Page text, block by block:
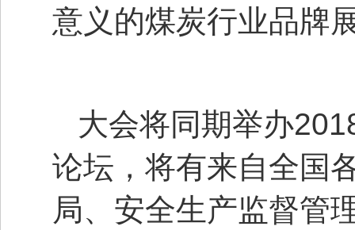
意义的煤炭行业品牌
大会将同期举办
论坛，将有来自全国
局、安全生产监督管